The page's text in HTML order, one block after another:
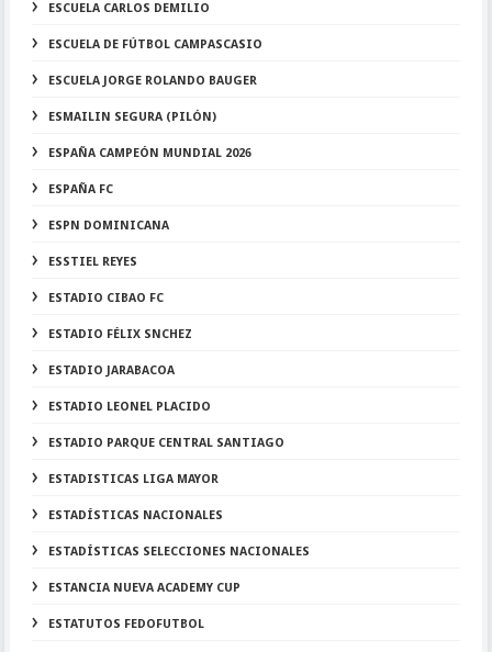
ESCUELA CARLOS DEMILIO
ESCUELA DE FÚTBOL CAMPASCASIO
ESCUELA JORGE ROLANDO BAUGER
ESMAILIN SEGURA (PILÓN)
ESPAÑA CAMPEÓN MUNDIAL 2026
ESPAÑA FC
ESPN DOMINICANA
ESSTIEL REYES
ESTADIO CIBAO FC
ESTADIO FÉLIX SNCHEZ
ESTADIO JARABACOA
ESTADIO LEONEL PLACIDO
ESTADIO PARQUE CENTRAL SANTIAGO
ESTADISTICAS LIGA MAYOR
ESTADÍSTICAS NACIONALES
ESTADÍSTICAS SELECCIONES NACIONALES
ESTANCIA NUEVA ACADEMY CUP
ESTATUTOS FEDOFUTBOL